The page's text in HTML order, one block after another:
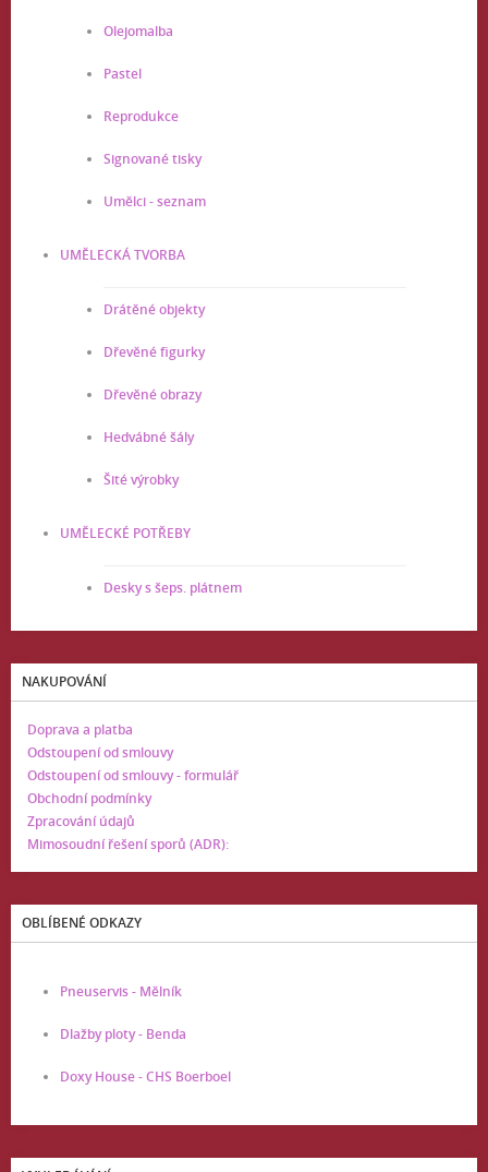
Olejomalba
Pastel
Reprodukce
Signované tisky
Umělci - seznam
UMĚLECKÁ TVORBA
Drátěné objekty
Dřevěné figurky
Dřevěné obrazy
Hedvábné šály
Šité výrobky
UMĚLECKÉ POTŘEBY
Desky s šeps. plátnem
NAKUPOVÁNÍ
Doprava a platba
Odstoupení od smlouvy
Odstoupení od smlouvy - formulář
Obchodní podmínky
Zpracování údajů
Mimosoudní řešení sporů (ADR):
OBLÍBENÉ ODKAZY
Pneuservis - Mělník
Dlažby ploty - Benda
Doxy House - CHS Boerboel